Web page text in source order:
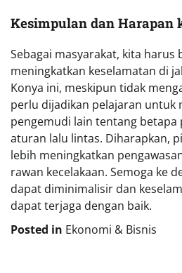
Kesimpulan dan Harapan
Sebagai masyarakat, kita harus
meningkatkan keselamatan di
Konya ini, meskipun tidak
perlu dijadikan pelajaran untuk
pengemudi lain tentang
aturan lalu lintas. Diharapkan,
lebih meningkatkan
rawan kecelakaan. Semoga ke
dapat diminimalisir dan
dapat terjaga dengan baik.
Posted in Ekonomi & Bisnis